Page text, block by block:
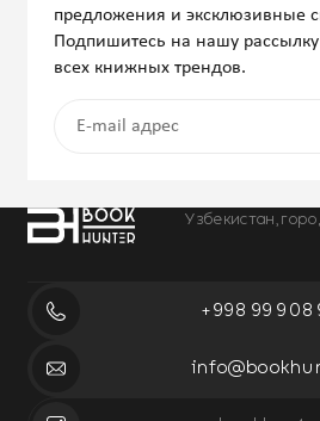
Узбекистан,
+998 99 908
предложения и эксклюзивные
Подпишитесь на нашу рассылку
всех книжных трендов.